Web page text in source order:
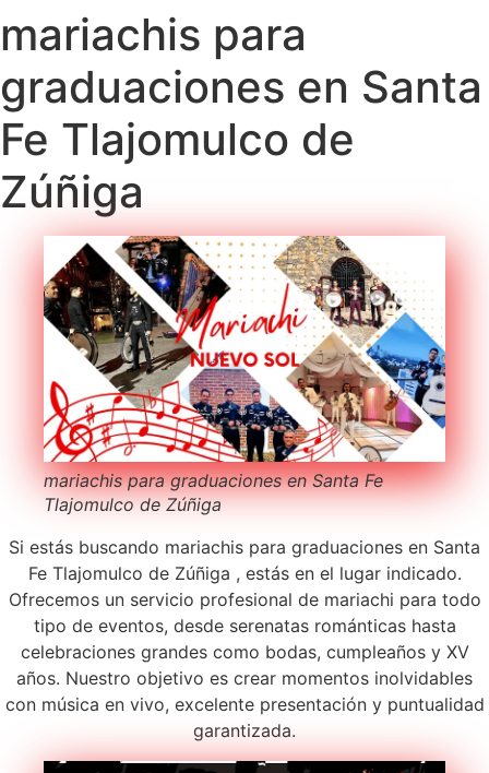
mariachis para
graduaciones en Santa
Fe Tlajomulco de
Zúñiga
mariachis para graduaciones en Santa Fe
Tlajomulco de Zúñiga
Si estás buscando mariachis para graduaciones en Santa
Fe Tlajomulco de Zúñiga , estás en el lugar indicado.
Ofrecemos un servicio profesional de mariachi para todo
tipo de eventos, desde serenatas románticas hasta
celebraciones grandes como bodas, cumpleaños y XV
años. Nuestro objetivo es crear momentos inolvidables
con música en vivo, excelente presentación y puntualidad
garantizada.